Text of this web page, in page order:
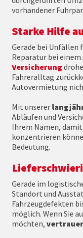
vorhandener
Starke Hilfe
Gerade bei Unfällen
Reparatur bei
Versicherung
Fahreralltag
Autovermietung
Mit unserer
Abläufen und
Ihrem Namen,
konzentrieren
Bedeutung.
Gerade im
Standort und
Fahrzeugdefekten
möglich. Wenn Sie
möchten,